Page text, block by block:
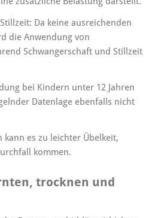
Da keine ausreichenden
die Anwendung von
Schwangerschaft und Stillzeit
bei Kindern unter 12 Jahren
Datenlage ebenfalls nicht
kann es zu leichter Übelkeit,
kommen.
trocknen und